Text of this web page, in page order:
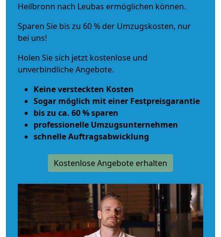
Heilbronn nach Leubas ermöglichen können.
Sparen Sie bis zu 60 % der Umzugskosten, nur
bei uns!
Holen Sie sich jetzt kostenlose und
unverbindliche Angebote.
Keine versteckten Kosten
Sogar möglich mit einer Festpreisgarantie
bis zu ca. 60 % sparen
professionelle Umzugsunternehmen
schnelle Auftragsabwicklung
Kostenlose Angebote erhalten